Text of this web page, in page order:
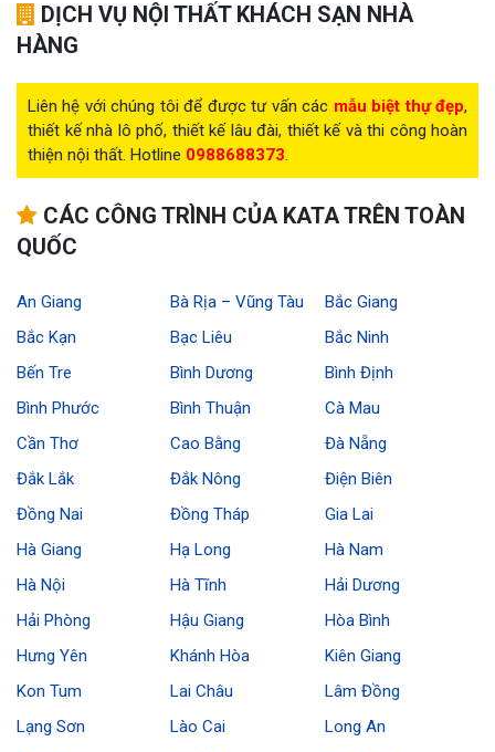
DỊCH VỤ NỘI THẤT KHÁCH SẠN NHÀ
HÀNG
Liên hệ với chúng tôi để được tư vấn các mẫu biệt thự đẹp,
thiết kế nhà lô phố, thiết kế lâu đài, thiết kế và thi công hoàn
thiện nội thất. Hotline 0988688373.
CÁC CÔNG TRÌNH CỦA KATA TRÊN TOÀN
QUỐC
An Giang Bà Rịa – Vũng Tàu
Bắc Giang
Bắc Kạn
Bạc Liêu
Bắc Ninh
Bến Tre
Bình Dương
Bình Định
Bình Phước
Bình Thuận
Cà Mau
Cần Thơ
Cao Bằng
Đà Nẵng
Đắk Lắk
Đắk Nông
Điện Biên
Đồng Nai
Đồng Tháp
Gia Lai
Hà Giang
Hạ Long
Hà Nam
Hà Nội
Hà Tĩnh
Hải Dương
Hải Phòng
Hậu Giang
Hòa Bình
Hưng Yên
Khánh Hòa
Kiên Giang
Kon Tum
Lai Châu
Lâm Đồng
Lạng Sơn
Lào Cai
Long An